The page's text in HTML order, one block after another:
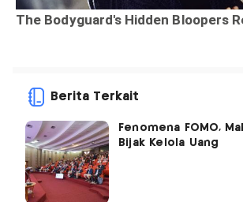
Berita Terkait
Fenomena FOMO,
Bijak Kelola Uang